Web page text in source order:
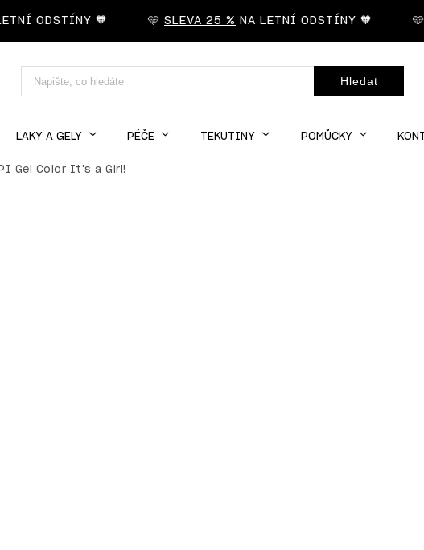
ODSTÍNY 🧡 🩵SLEVA 25 % NA LETNÍ ODSTÍNY 🧡 🩵
Hledat
LAKY A GELY PÉČE TEKUTINY POMŮCKY
Gel Color It's a Girl!